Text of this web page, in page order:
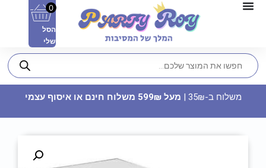
0
הסל
שלי
משלוח ב-35₪ | מעל 599₪ משלוח חינם או איסוף עצמי